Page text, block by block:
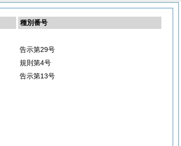
種別番号
告示第29号
規則第4号
告示第13号